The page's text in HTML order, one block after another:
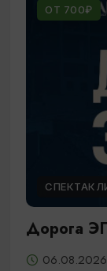
ОТ 700₽
Дорога